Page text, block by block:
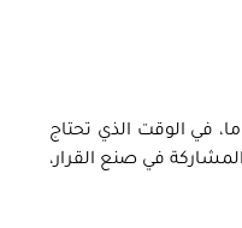
في الوقت الذي تحتاج
في صنع القرار،